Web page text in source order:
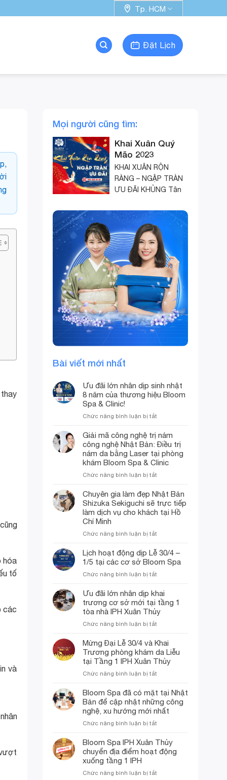
Tp. HCM
Đặt Lịch
hóa
tố
các
và
Mọi người cũng tìm:
Khai Xuân Quý
Mão 2023
KHAI XUÂN RỘN
RÀNG – NGẬP TRÀN
ƯU ĐÃI KHỦNG Tân
tràn hạnh phúc. Đầu
Xuân năm mới cầu
chúc cho quý khách
hàng nhà Bloom luôn
tươi trẻ rạng ngời,
tinh thần phơi phới.
Xuân đến rồi Xuân
qua, Bloom Spa vẫn
ở đây, chuẩn bị tươm
tất để mang…
Bài viết mới nhất
Ưu đãi lớn nhân dịp sinh nhật
8 năm của thương hiệu Bloom
Spa & Clinic!
Chức năng bình luận bị tắtở
đãi
lớn
nhân
dịp
sinh
nhật
năm
của
thương
hiệu
Spa
Clinic!
Giải mã công nghệ trị nám
công nghệ Nhật Bản: Điều trị
nám da bằng Laser tại phòng
khám Bloom Spa & Clinic
Chức năng bình luận bị tắtở
mã
công
nghệ
trị
công
Nhật
Bản:
trị
da
bằng
Laser
Bloom
Spa
&
Clinic
Chuyên gia làm đẹp Nhật Bản
Shizuka Sekiguchi sẽ trực tiếp
làm dịch vụ cho khách tại Hồ
Chí Minh
Chức năng bình luận bị tắtở
gia
Nhật
Shizuka
Sekiguchi
sẽ
tiếp
dịch
vụ
cho
Chí
Minh
Lịch hoạt động dịp Lễ 30/4 –
1/5 tại các cơ sở Bloom Spa
Chức năng bình luận bị tắtở
hoạt
động
Lễ
30/4
1/5
tại
các
sở
Spa
Ưu đãi lớn nhân dịp khai
trương cơ sở mới tại tầng 1
tòa nhà IPH Xuân Thủy
Chức năng bình luận bị tắtở
đãi
lớn
nhân
dịp
khai
cơ
sở
mới
tầng
tòa
nhà
Mừng Đại Lễ 30/4 và Khai
Trương phòng khám da Liễu
tại Tầng 1 IPH Xuân Thủy
Chức năng bình luận bị tắtở
Đại
30/4
và
Khai
phòng
khám
tại
Bloom Spa đã có mặt tại Nhật
Bản để cập nhật những công
nghệ, xu hướng mới nhất
Chức năng bình luận bị tắtở
Spa
đã
tại
Bloom Spa IPH Xuân Thủy
chuyển địa điểm hoạt động
xuống tầng 1 IPH
Chức năng bình luận bị tắtở